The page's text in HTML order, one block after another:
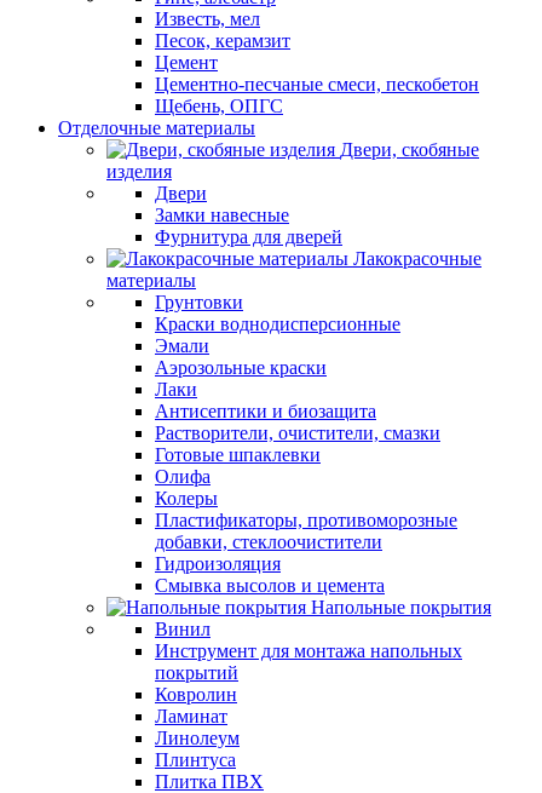
Известь, мел
Песок, керамзит
Цемент
Цементно-песчаные смеси, пескобетон
Щебень, ОПГС
Отделочные материалы
Двери, скобяные
изделия
Двери
Замки навесные
Фурнитура для дверей
Лакокрасочные
материалы
Грунтовки
Краски воднодисперсионные
Эмали
Аэрозольные краски
Лаки
Антисептики и биозащита
Растворители, очистители, смазки
Готовые шпаклевки
Олифа
Колеры
Пластификаторы, противоморозные
добавки, стеклоочистители
Гидроизоляция
Смывка высолов и цемента
Напольные покрытия
Винил
Инструмент для монтажа напольных
покрытий
Ковролин
Ламинат
Линолеум
Плинтуса
Плитка ПВХ